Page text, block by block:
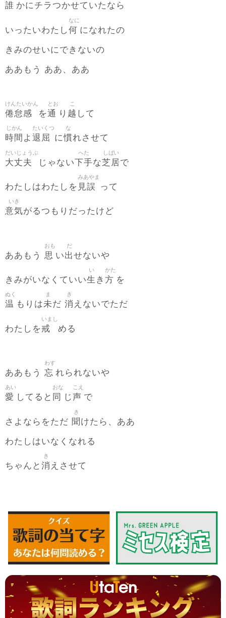
誰 かにチラつかせていたなら
いったいわたし何
なに
になれたの
きみのせいにできないの
ああもう ああ、ああ
倦怠感
けんたいかん
を通
とお
り 越
こ
して
時間
じかん
よ 退屈
たいくつ
に慣
な
れさせて
大丈夫
だいじょうぶ
じゃない下手
へた
な芝居
しばい
で
わたしはわたしを 見誤
みあやま
って
意気
いき
がるつもりだったけど
ああもう 思
おも
い出
だ
せないや
きみがいなくていい生
い
き 方
かた
を
温
ぬく
もりは未
ま
だ 消
き
えないでただ
わたしを戒
いまし
める
ああもう 忘
わす
れられないや
愛
あい
してると 同
おな
じ声
こえ
で
さよならをただ 聞
き
けたら、ああ
わたしはいなくなれる
ちゃんと 消
き
えさせて